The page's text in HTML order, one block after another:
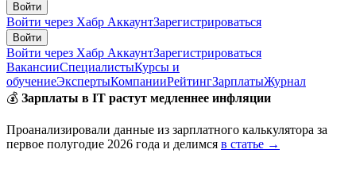
Войти
Войти через Хабр АккаунтЗарегистрироваться
Войти
Войти через Хабр АккаунтЗарегистрироваться
ВакансииСпециалистыКурсы и
обучениеЭкспертыКомпанииРейтингЗарплатыЖурнал
💰 Зарплаты в IT растут медленнее инфляции
Проанализировали данные из зарплатного калькулятора за
первое полугодие 2026 года и делимся в статье →